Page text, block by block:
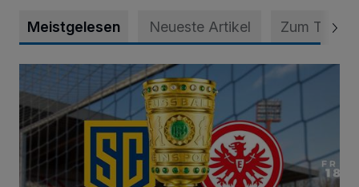
Meistgelesen Neueste Artikel Zum Thema
Vorverkauf startet am 27. Juli - Südtribüne ist für Fans